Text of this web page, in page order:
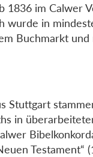
1836 im Calwer
wurde in
Buchmarkt und
Stuttgart
in
Testament“